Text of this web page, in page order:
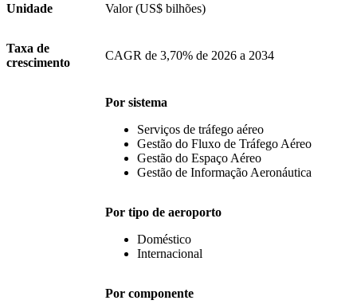
Unidade Valor (US$ bilhões)
Taxa de
crescimento
CAGR de 3,70% de 2026 a 2034
Por sistema
Serviços de tráfego aéreo
Gestão do Fluxo de Tráfego Aéreo
Gestão do Espaço Aéreo
Gestão de Informação Aeronáutica
Por tipo de aeroporto
Doméstico
Internacional
Por componente